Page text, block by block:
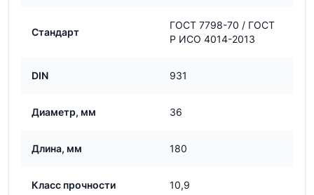
Стандарт
ГОСТ 7798-70 / ГОСТ
Р ИСО 4014-2013
DIN 931
Диаметр, мм 36
Длина, мм 180
Класс прочности 10,9